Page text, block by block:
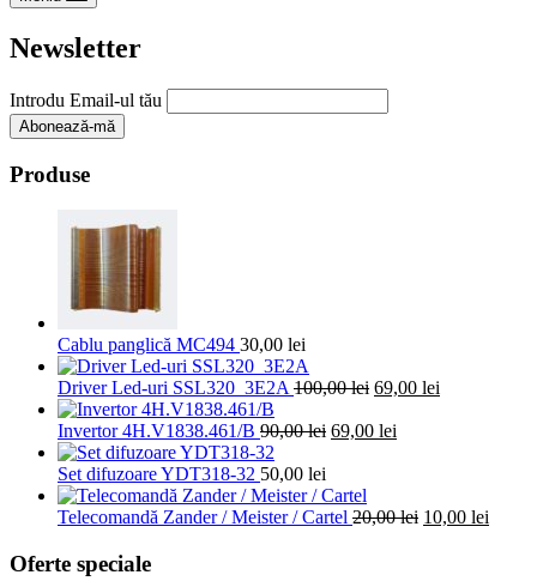
Newsletter
Introdu Email-ul tău
Produse
Cablu panglică MC494 30,00 lei
Driver Led-uri SSL320_3E2A 100,00lei Prețul
a
69,00 lei
Invertor 4H.V1838.461/B 90,00lei Prețul
fost:
90,00 lei.
69,00 lei
Set difuzoare YDT318-32 50,00 lei
Telecomandă Zander / Meister / Cartel 20,00lei Prețul
10,00 lei
Oferte speciale